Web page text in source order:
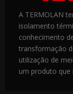
A TERMOLAN
isolamento
conhecimento
transformação
utilização de
um produto que